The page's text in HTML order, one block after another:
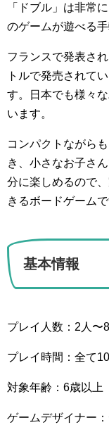
「ドブル」は非常
のゲームが遊べる
フランスで発表さ
トルで発売されて
す。日本でも様々
います。
コンパクトながら
き、小さなお子さ
分に楽しめるので
きるボードゲームで
基本情報
プレイ人数：2人〜
プレイ時間：全て
対象年齢：6歳以上
ゲームデザイナー